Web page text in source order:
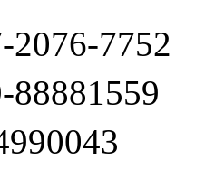
7752